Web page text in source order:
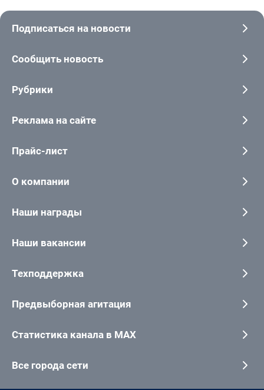
Подписаться на новости
Сообщить новость
Рубрики
Реклама на сайте
Прайс-лист
О компании
Наши награды
Наши вакансии
Техподдержка
Предвыборная агитация
Статистика канала в MAX
Все города сети